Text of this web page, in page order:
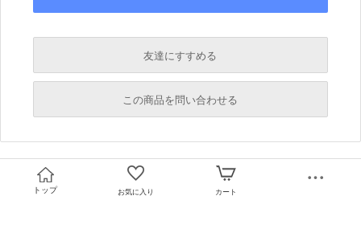
友達にすすめる
必須
必須
この商品を問い合わせる
必須
トップ お気に入り カート